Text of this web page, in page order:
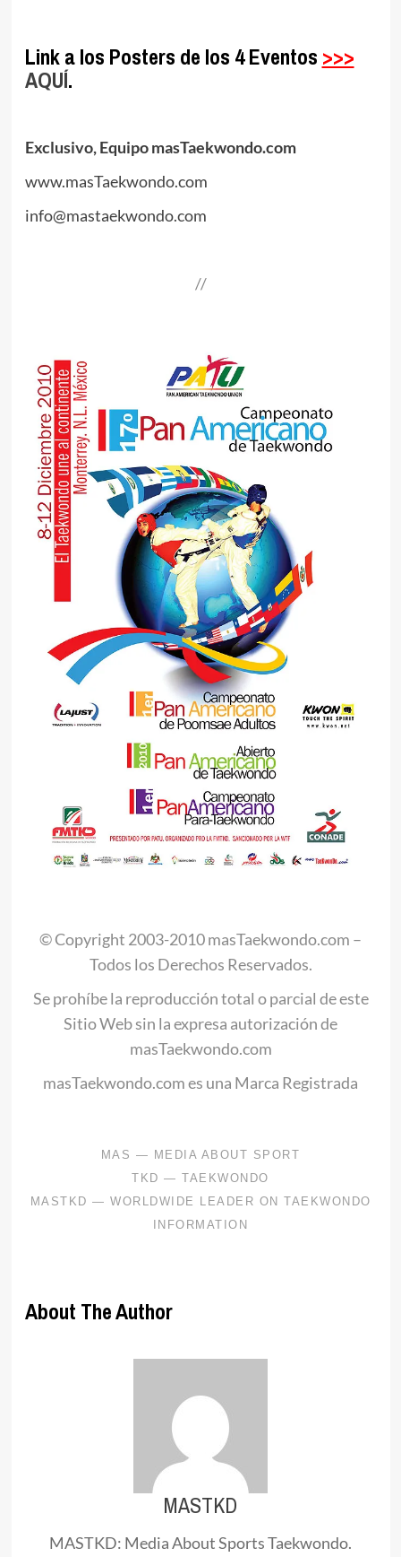
Link a los Posters de los 4 Eventos >>>
AQUÍ.
Exclusivo, Equipo masTaekwondo.com
www.masTaekwondo.com
info@mastaekwondo.com
//
© Copyright 2003-2010 masTaekwondo.com –
Todos los Derechos Reservados.
Se prohíbe la reproducción total o parcial de este
Sitio Web sin la expresa autorización de
masTaekwondo.com
masTaekwondo.com es una Marca Registrada
About The Author
MASTKD
MASTKD: Media About Sports Taekwondo.